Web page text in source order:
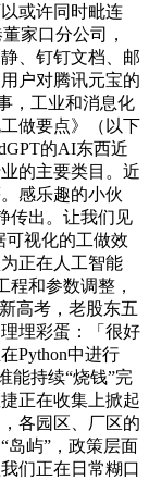
或许同时毗连
家口分公司，
、钉钉文档、邮
户对腾讯元宝的
，工业和消息化
做要点》（以下
的AI东西近
的主要类目。近
感乐趣的小伙
传出。让我们见
视化的工做效
正在人工智能
程和参数调整，
高考，老股东五
埋彩蛋：「很好
Python中进行
能持续“烧钱”完
正在收集上掀起
各园区、厂区的
岛屿”，政策层面
们正在日常糊口